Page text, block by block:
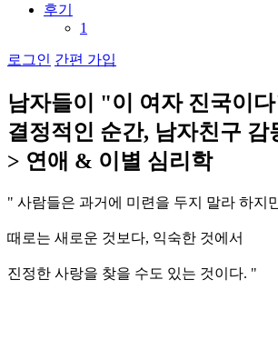
후기
1
로그인 간편 가입
남자들이 "이 여 자 진국이 다
결 정적 인 순간, 남자친구 감
> 연애 & 이 별 심리 학
" 사람들은 과거 에 미 련 을 두지 말라 하지
때 로는 새 로운 것 보 다, 익숙한 것에 서
진정한 사랑을 찾을 수도 있는 것이 다. "